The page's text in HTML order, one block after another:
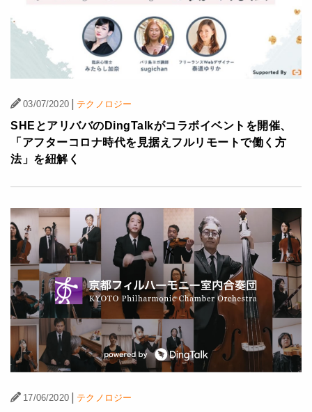
03/07/2020 | テクノロジー
SHEとアリババのDingTalkがコラボイベントを開催、
「アフターコロナ時代を見据えフルリモートで働く方
法」を紐解く
17/06/2020 | テクノロジー